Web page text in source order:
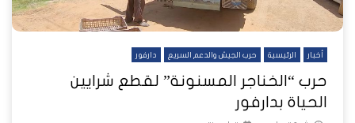
أخبار الرئيسية حرب الجيش والدعم السريع دارفور
حرب “الخناجر المسنونة” لقطع شرايين
الحياة بدارفور